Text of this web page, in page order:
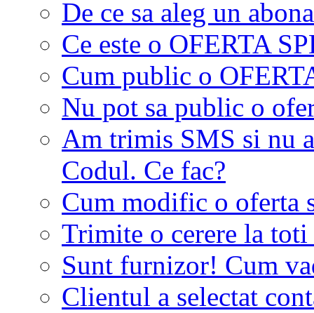
De ce sa aleg un
Ce este o OFERTA
Cum public o
Nu pot sa public o
Am trimis SMS si nu
Codul. Ce fac?
Cum modific o oferta
Trimite o cerere la
Sunt furnizor! Cum
Clientul a selectat